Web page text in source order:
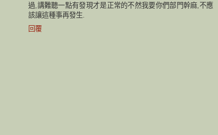
過,講難聽一點有發現才是正常的不然我要你們部門幹麻,不應
該讓這種事再發生.
回覆